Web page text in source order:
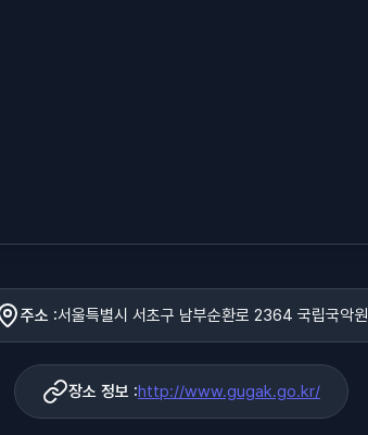
주소 :서울특별시 서초구 남부순환로 2364 국립국악원
장소 정보 :http://www.gugak.go.kr/